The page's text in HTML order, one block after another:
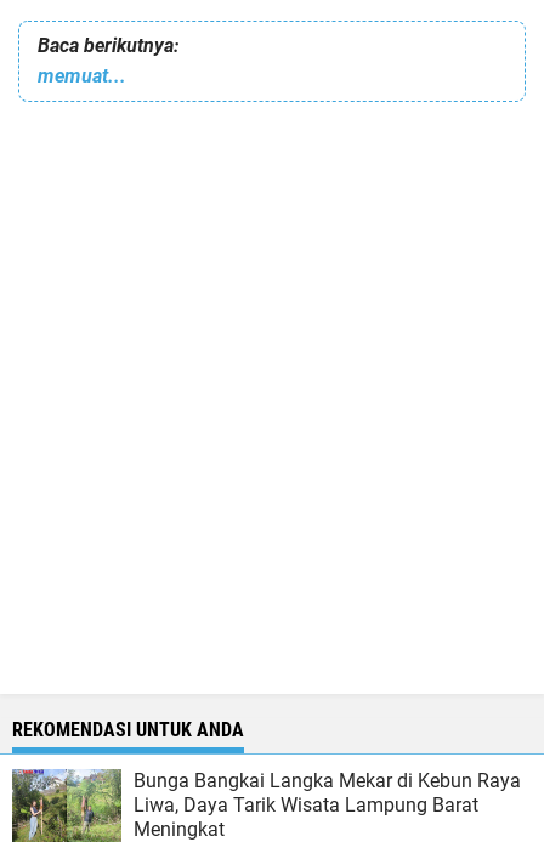
Baca berikutnya:
memuat...
REKOMENDASI UNTUK ANDA
Bunga Bangkai Langka Mekar di Kebun Raya
Liwa, Daya Tarik Wisata Lampung Barat
Meningkat